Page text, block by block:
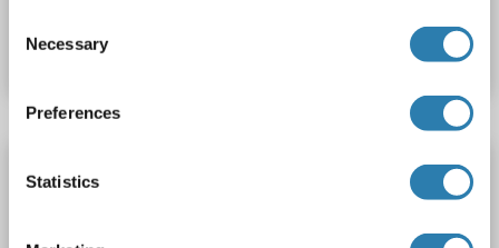
Selection
Necessary
Preferences
Statistics
Datenblatt
Adamts2 Antikörper (AA 1140-1220)